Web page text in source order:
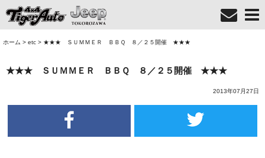
ホーム > etc > ★★★ ＳＵＭＭＥＲ ＢＢＱ ８／２５開催 ★★★
★★★ ＳＵＭＭＥＲ ＢＢＱ ８／２５開催 ★★★
2013年07月27日